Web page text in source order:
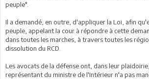
peuple".
Il a demandé, en outre, d'appliquer la Loi, afin
peuple, appelant la cour à répondre à cette
dans toutes les marches, à travers toutes les
dissolution du RCD.
Les avocats de la défense ont, dans leur
représentant du ministre de l'Intérieur n'a pas